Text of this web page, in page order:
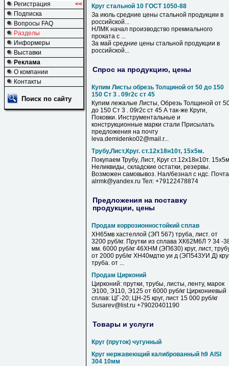
Регистрация
<<
Подписка
Вопросы FAQ
Разделы
Информеры
Выставки
Реклама
О компании
Контакты
Поиск по сайту
Круг стальной 10 ГОСТ 1050-88
За июль средние цены стальной продукции в
российской...
НЛМК начал производство премиального
проката с ...
За май средние цены стальной продукции в
российской...
Спрос на продукцию, цены
Купим Листы обрезь Толщиной от 50 до 150
150 Ст 3 . 09г2с ст 45
Купим лежалые Листы, Обрезь Толщиной от
до 150 Ст 3 . 09г2с ст 45 А так-же Круги,
Поковки. Инструментальные и
конструкционные марки стали Присылать
предложения на почту
leva.demidenko02@mail.r...
Трубу,Лист,Круг. ст.12х18н10т, 15х5м.
Покупаем Трубу, Лист, Круг ст.12х18н10т.
Неликвиды, складские остатки, резервы.
Возможен самовывоз. Нал/безнал с ндс.
alrmk@yandex.ru Тел: +79122478874
Предложения на поставку
продукции, цены
Продам коррозионностойкий сплав
ХН65мв хастеллой (ЭП 567) труба, лист. от
3200 руб/кг. Прутки из сплава ХК62М6Л ? 34 -
мм. 6000 руб/кг 46ХНМ (ЭП630) круг, лист,
от 2000 руб/кг ХН40мдтю уи д (ЭП543УИ Д)
труба. от ...
Продам Цирконий
Цирконий: прутки, трубы, листы, ленту, марок
Э100, Э110, Э125 от 6000 руб/кг Циркониевый
сплав: ЦГ-20; ЦН-25 круг, лист 15 000 руб/кг
Susarev@list.ru +79020401190
Товары и услуги
Круг (пруток) чугунный
Круг нержавеющий калиброванный h9 AISI
304 10мм